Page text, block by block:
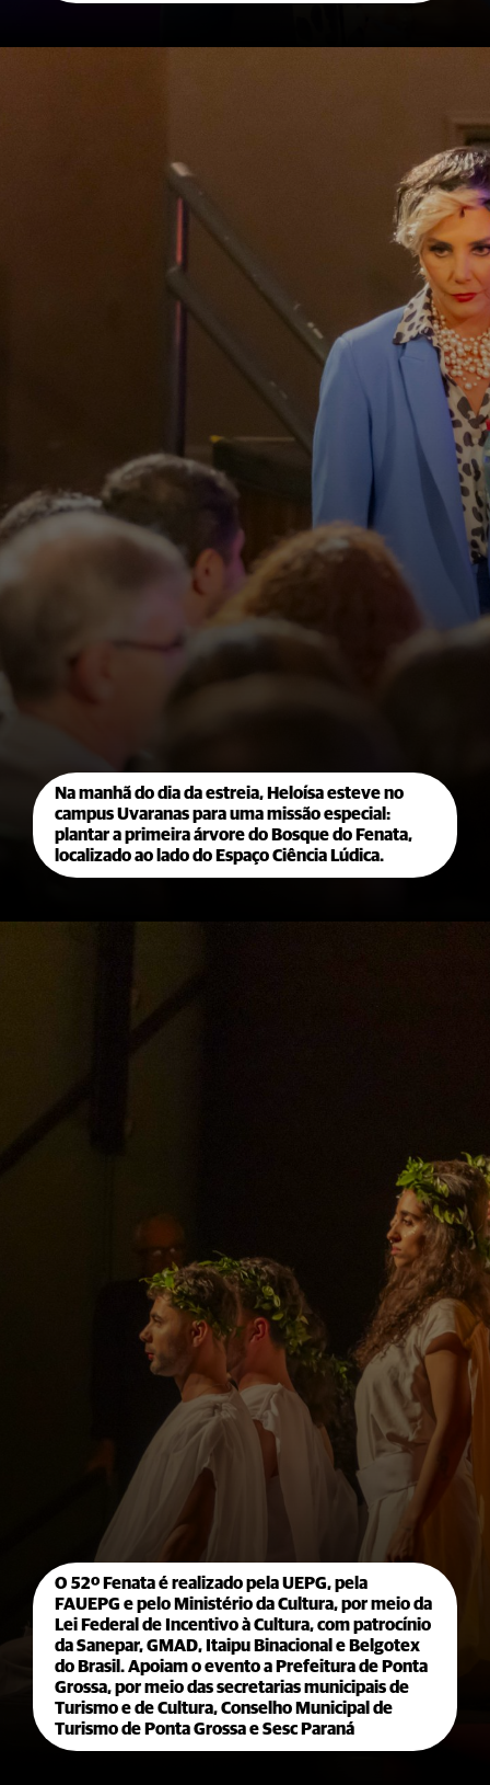
Na manhã do dia da estreia, Heloísa esteve no
campus Uvaranas para uma missão especial:
plantar a primeira árvore do Bosque do Fenata,
localizado ao lado do Espaço Ciência Lúdica.
O 52º Fenata é realizado pela UEPG, pela
FAUEPG e pelo Ministério da Cultura, por meio da
Lei Federal de Incentivo à Cultura, com patrocínio
da Sanepar, GMAD, Itaipu Binacional e Belgotex
do Brasil. Apoiam o evento a Prefeitura de Ponta
Grossa, por meio das secretarias municipais de
Turismo e de Cultura, Conselho Municipal de
Turismo de Ponta Grossa e Sesc Paraná